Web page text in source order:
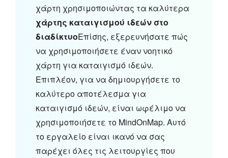
χάρτη χρησιμοποιώντας τα καλύτερα
χάρτης καταιγισμού ιδεών στο
διαδίκτυοΕπίσης, εξερευνήσατε πώς
να χρησιμοποιήσετε έναν νοητικό
χάρτη για καταιγισμό ιδεών.
Επιπλέον, για να δημιουργήσετε το
καλύτερο αποτέλεσμα για
καταιγισμό ιδεών, είναι ωφέλιμο να
χρησιμοποιήσετε το MindOnMap. Αυτό
το εργαλείο είναι ικανό να σας
παρέχει όλες τις λειτουργίες που